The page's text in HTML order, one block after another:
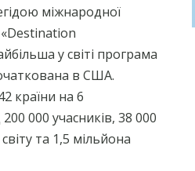
міжнародної
у світі програма
в США.
країни на 6
000 учасників, 38 000
та 1,5 мільйона